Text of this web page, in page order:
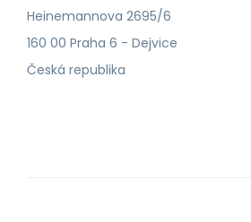
Heinemannova 2695/6
160 00 Praha 6 - Dejvice
Česká republika